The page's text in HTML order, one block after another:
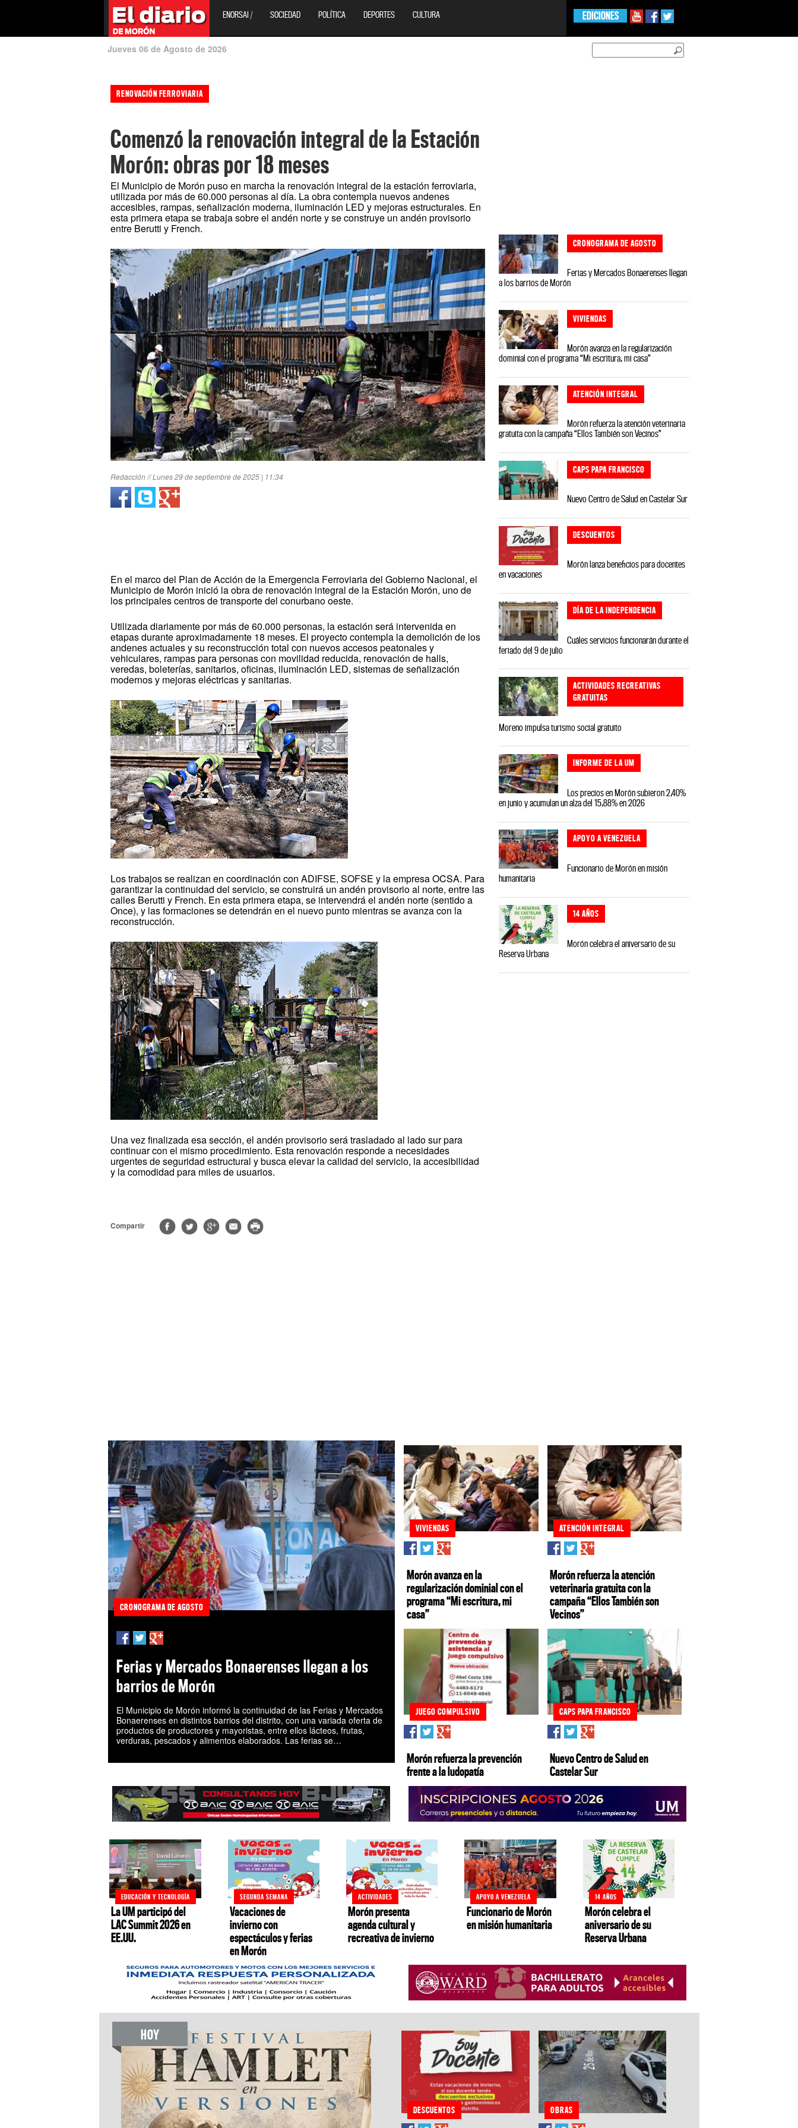
ENORSAI / SOCIEDAD POLÍTICA DEPORTES CULTURA EDICIONES
Jueves 06 de Agosto de 2026
RENOVACIÓN FERROVIARIA
Comenzó la renovación integral de la Estación
Morón: obras por 18 meses
El Municipio de Morón puso en marcha la renovación integral de la estación ferroviaria,
utilizada por más de 60.000 personas al día. La obra contempla nuevos andenes
accesibles, rampas, señalización moderna, iluminación LED y mejoras estructurales. En
esta primera etapa se trabaja sobre el andén norte y se construye un andén provisorio
entre Berutti y French.
Redacción // Lunes 29 de septiembre de 2025 | 11:34
En el marco del Plan de Acción de la Emergencia Ferroviaria del Gobierno Nacional, el
Municipio de Morón inició la obra de renovación integral de la Estación Morón, uno de
los principales centros de transporte del conurbano oeste.
Utilizada diariamente por más de 60.000 personas, la estación será intervenida en
etapas durante aproximadamente 18 meses. El proyecto contempla la demolición de los
andenes actuales y su reconstrucción total con nuevos accesos peatonales y
vehiculares, rampas para personas con movilidad reducida, renovación de halls,
veredas, boleterías, sanitarios, oficinas, iluminación LED, sistemas de señalización
modernos y mejoras eléctricas y sanitarias.
Los trabajos se realizan en coordinación con ADIFSE, SOFSE y la empresa OCSA. Para
garantizar la continuidad del servicio, se construirá un andén provisorio al norte, entre las
calles Berutti y French. En esta primera etapa, se intervendrá el andén norte (sentido a
Once), y las formaciones se detendrán en el nuevo punto mientras se avanza con la
reconstrucción.
Una vez finalizada esa sección, el andén provisorio será trasladado al lado sur para
continuar con el mismo procedimiento. Esta renovación responde a necesidades
urgentes de seguridad estructural y busca elevar la calidad del servicio, la accesibilidad
y la comodidad para miles de usuarios.
Compartir
CRONOGRAMA DE AGOSTO
Ferias y Mercados Bonaerenses llegan
a los barrios de Morón
VIVIENDAS
Morón avanza en la regularización
dominial con el programa “Mi escritura, mi casa”
ATENCIÓN INTEGRAL
Morón refuerza la atención veterinaria
gratuita con la campaña “Ellos También son Vecinos”
CAPS PAPA FRANCISCO
Nuevo Centro de Salud en Castelar Sur
DESCUENTOS
Morón lanza beneficios para docentes
en vacaciones
DÍA DE LA INDEPENDENCIA
Cuáles servicios funcionarán durante el
feriado del 9 de julio
ACTIVIDADES RECREATIVAS
GRATUITAS
Moreno impulsa turismo social gratuito
INFORME DE LA UM
Los precios en Morón subieron 2,40%
en junio y acumulan un alza del 15,88% en 2026
APOYO A VENEZUELA
Funcionario de Morón en misión
humanitaria
14 AÑOS
Morón celebra el aniversario de su
Reserva Urbana